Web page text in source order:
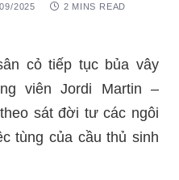
2025 2 MINS READ
cỏ tiếp tục bủa vây
viên Jordi Martin –
sát đời tư các ngôi
tùng của cầu thủ sinh